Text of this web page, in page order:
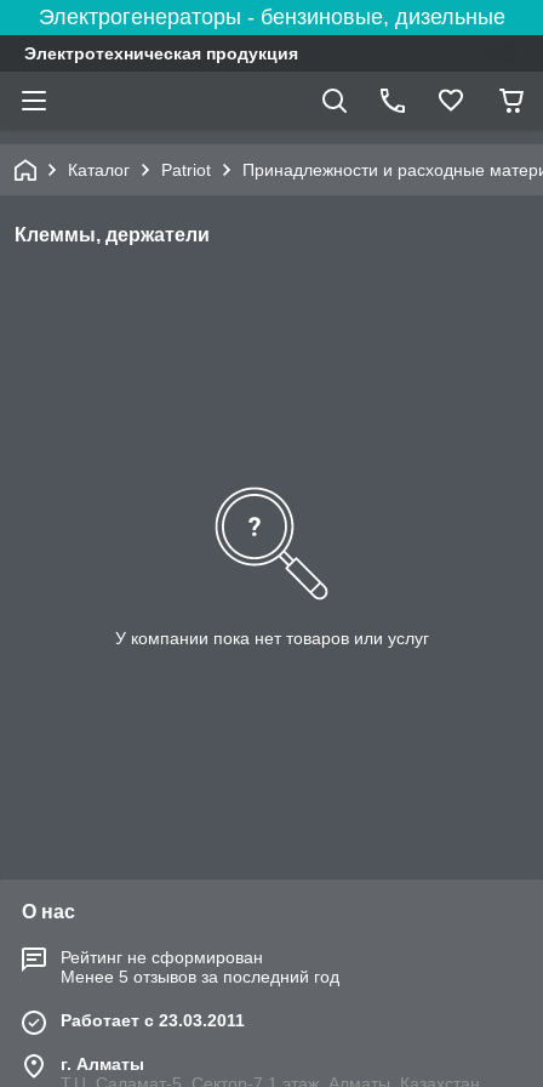
Электрогенераторы - бензиновые, дизельные
Электротехническая продукция
Каталог Patriot Принадлежности и расходные
Клеммы, держатели
У компании пока нет товаров или услуг
О нас
Рейтинг не сформирован
Менее 5 отзывов за последний год
Работает с 23.03.2011
г. Алматы